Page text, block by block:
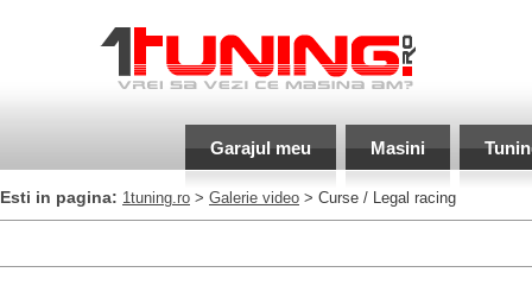
Garajul meu Masini
Esti in pagina: 1tuning.ro > Galerie video > Curse / Legal racing